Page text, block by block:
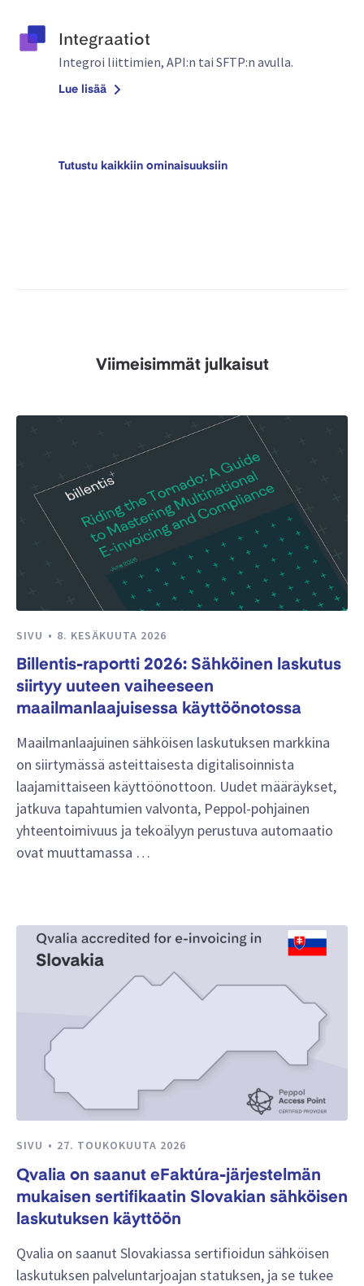
Integraatiot
Integroi liittimien, API:n tai SFTP:n avulla.
Lue lisää
Tutustu kaikkiin ominaisuuksiin
Viimeisimmät julkaisut
SIVU 8. KESÄKUUTA 2026
Billentis-raportti 2026: Sähköinen laskutus
siirtyy uuteen vaiheeseen
maailmanlaajuisessa käyttöönotossa
Maailmanlaajuinen sähköisen laskutuksen markkina
on siirtymässä asteittaisesta digitalisoinnista
laajamittaiseen käyttöönottoon. Uudet määräykset,
jatkuva tapahtumien valvonta, Peppol-pohjainen
yhteentoimivuus ja tekoälyyn perustuva automaatio
ovat muuttamassa …
SIVU 27. TOUKOKUUTA 2026
Qvalia on saanut eFaktúra-järjestelmän
mukaisen sertifikaatin Slovakian sähköisen
laskutuksen käyttöön
Qvalia on saanut Slovakiassa sertifioidun sähköisen
laskutuksen palveluntarjoajan statuksen, ja se tukee